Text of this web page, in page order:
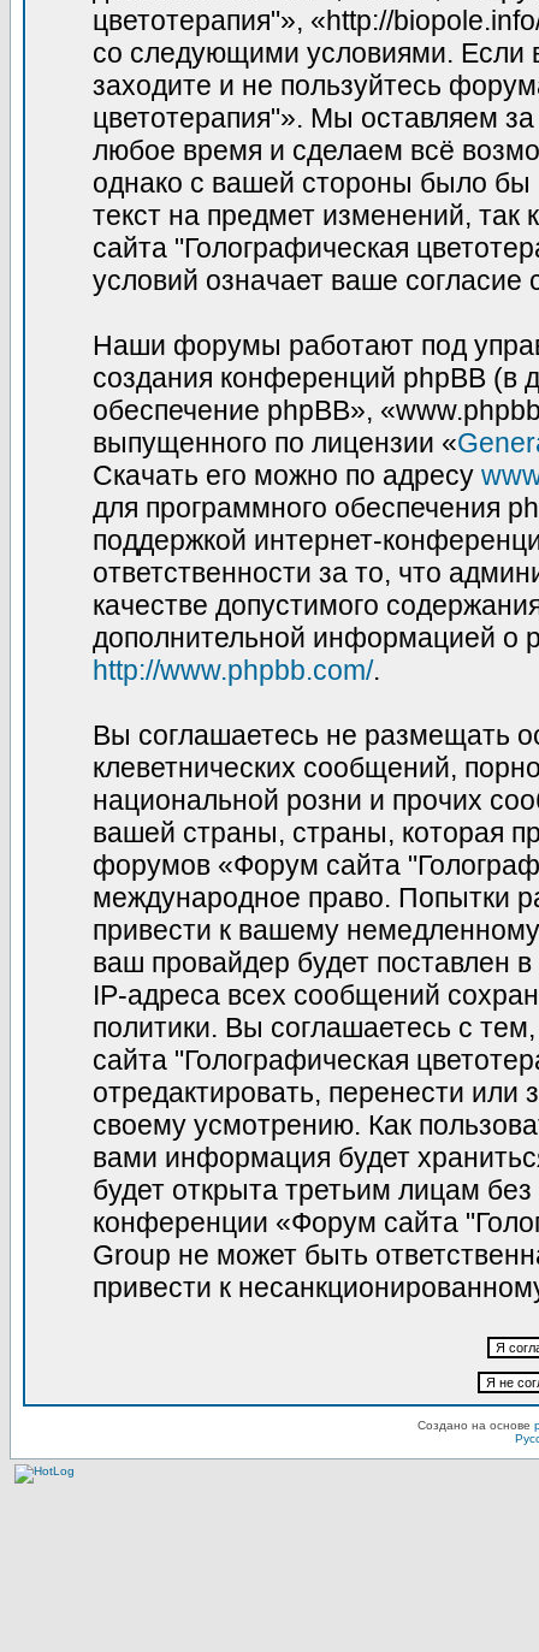
цветотерапия"», «http://
со следующими условиями. Если
заходите и не пользуйтесь
цветотерапия"». Мы оставляем
любое время и сделаем всё
однако с вашей стороны было бы
текст на предмет изменений,
сайта "Голографическая
условий означает ваше согласие
Наши форумы работают под
создания конференций phpBB
обеспечение phpBB»,
выпущенного по лицензии «
Скачать его можно по адресу
для программного обеспечения
поддержкой интернет-
ответственности за то, что
качестве допустимого
дополнительной информацией о
http://www.phpbb.com/.
Вы соглашаетесь не размещать
клеветнических сообщений,
национальной розни и прочих
вашей страны, страны, которая
форумов «Форум сайта
международное право. Попытки
привести к вашему
ваш провайдер будет поставлен
IP-адреса всех сообщений
политики. Вы соглашаетесь с
сайта "Голографическая
отредактировать, перенести
своему усмотрению. Как
вами информация будет
будет открыта третьим лицам
конференции «Форум сайта
Group не может быть
привести к
Создано на основе